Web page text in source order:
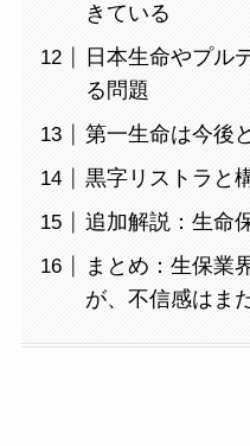
きている
日本生命やプル
る問題
第一生命は今後
黒字リストラと
追加解説：生命
まとめ：生保業
が、不信感はま